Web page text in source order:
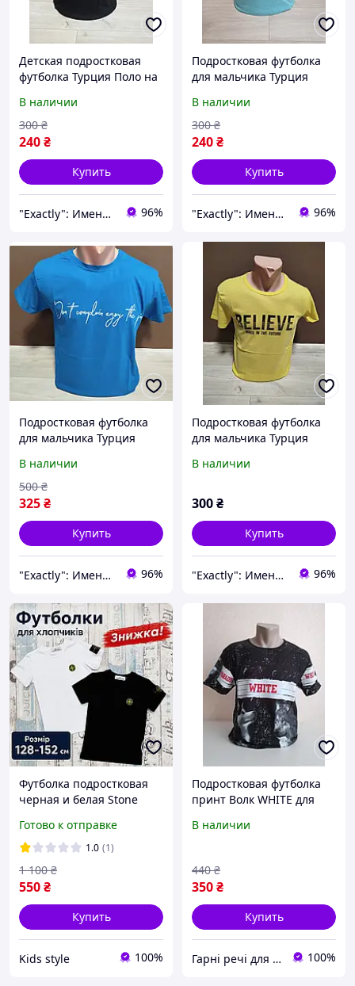
Детская подростковая
футболка Турция Поло на
В наличии
240₴
300 ₴
Купить
"Exactly": Именно то, что Вы искали! 96%
Подростковая футболка
для мальчика Турция
голубой хлопок
В наличии
240₴
300 ₴
Купить
"Exactly": Именно то, что Вы искали! 96%
Подростковая футболка
для мальчика Турция
голубая хлопок
В наличии
325₴
500 ₴
Купить
"Exactly": Именно то, что Вы искали! 96%
Подростковая футболка
для мальчика Турция
хлопок
В наличии
300₴
Купить
"Exactly": Именно то, что Вы искали! 96%
Футболка подростковая
черная и белая Stone
мальчиков 128-152 см,
летние качественные
базовые детские
футболки
Готово к отправке
1.0 (1)
550₴
1 100 ₴
Купить
Kids style 100%
Подростковая футболка
принт Волк WHITE для
В наличии
350₴
440 ₴
Купить
Гарні речі для дорослих та малечі 100%